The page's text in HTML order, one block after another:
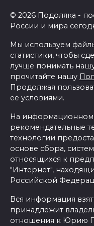
© 2026 Подоляка -
России и мира
Мы используем
статистики, чтобы
лучше понимать
прочитайте нашу
Продолжая
её условиями.
На информационном
рекомендательные
технологии
основе сбора,
относящихся к
"Интернет",
Российской
Вся информация
принадлежит
отношения к Юрию